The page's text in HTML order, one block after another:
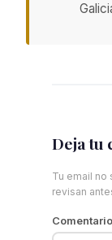
Deja tu
Tu email no
revisan
Comentario